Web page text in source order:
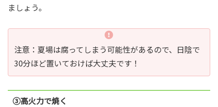
ましょう。
注意：夏場は腐ってしまう可能性があるので、日陰で
30分ほど置いておけば大丈夫です！
③高火力で焼く